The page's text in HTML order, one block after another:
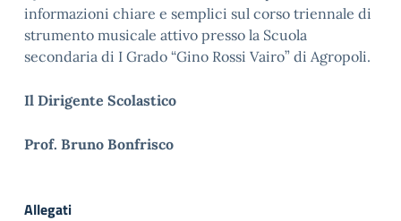
informazioni chiare e semplici sul corso triennale di
strumento musicale attivo presso la Scuola
secondaria di I Grado “Gino Rossi Vairo” di Agropoli.
Il Dirigente Scolastico
Prof. Bruno Bonfrisco
Allegati